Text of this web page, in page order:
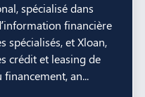
spécialisé dans
financière
spécialisés, et Xloan,
crédit et leasing de
an...